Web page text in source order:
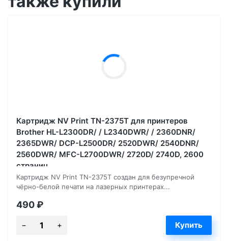
Картридж NV Print TN-2375T для принтеров
Brother HL-L2300DR/ / L2340DWR/ / 2360DNR/
2365DWR/ DCP-L2500DR/ 2520DWR/ 2540DNR/
2560DWR/ MFC-L2700DWR/ 2720D/ 2740D, 2600
страниц
Картридж NV Print TN-2375T создан для безупречной
чёрно-белой печати на лазерных принтерах...
490₽